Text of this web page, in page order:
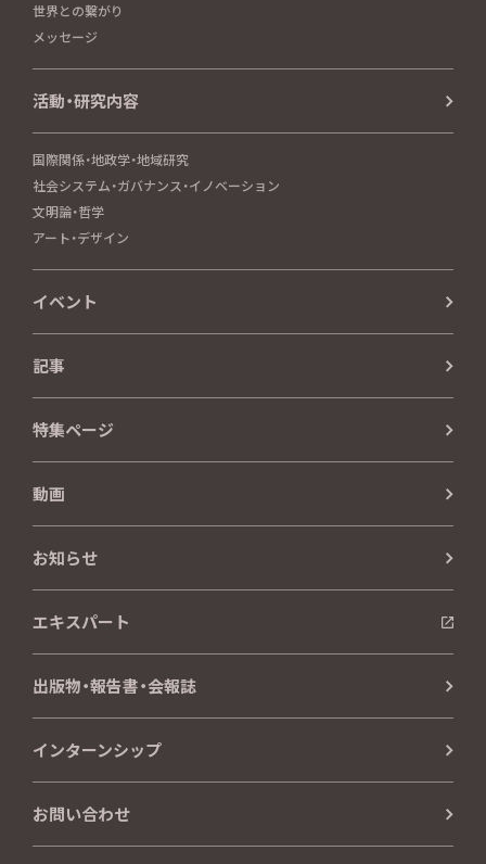
世界との繋がり
メッセージ
活動・研究内容
国際関係・地政学・地域研究
社会システム・ガバナンス・イノベーション
文明論・哲学
アート・デザイン
イベント
記事
特集ページ
動画
お知らせ
エキスパート
出版物・報告書・会報誌
インターンシップ
お問い合わせ